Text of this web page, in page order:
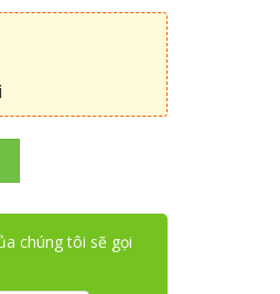
chúng tôi sẽ gọi